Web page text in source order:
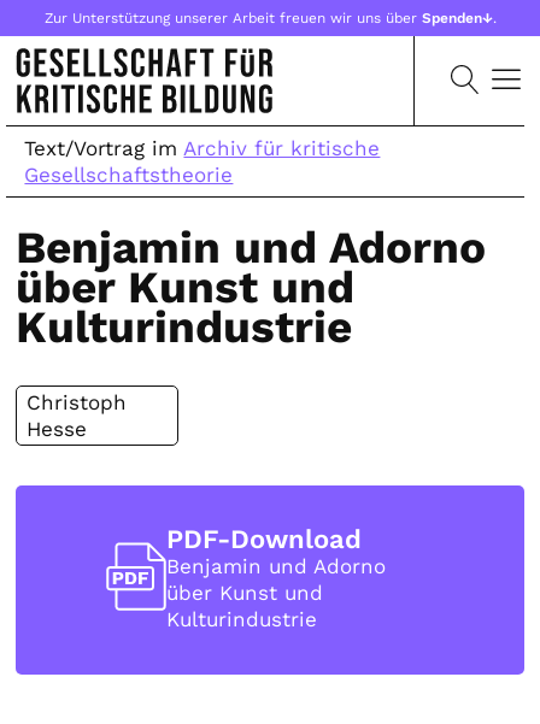
Zur Unterstützung unserer Arbeit freuen wir uns über Spenden↓.
Text/Vortrag imArchiv für kritische
Gesellschaftstheorie
Benjamin und Adorno
über Kunst und
Kulturindustrie
Christoph
Hesse
PDF-Download
Benjamin und Adorno
über Kunst und
Kulturindustrie